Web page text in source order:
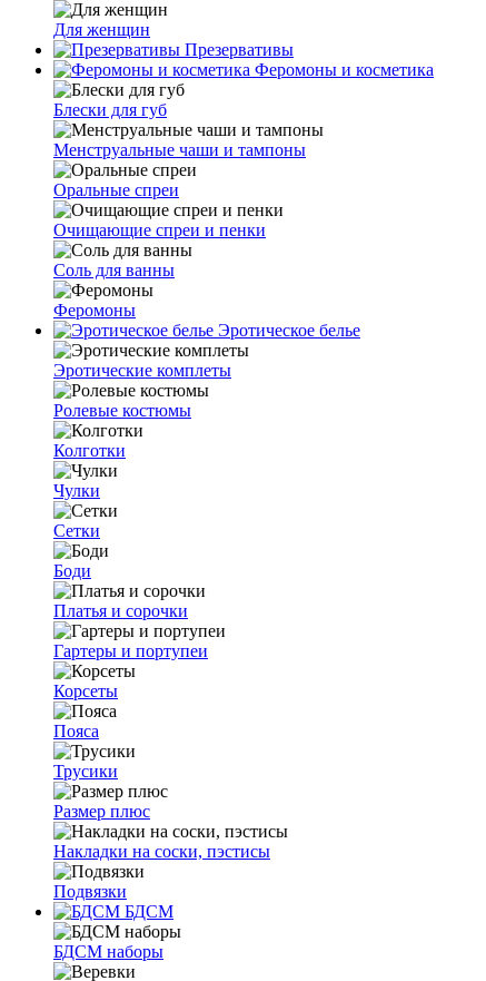
Для женщин
Презервативы
Феромоны и косметика
Блески для губ
Менструальные чаши и тампоны
Оральные спреи
Очищающие спреи и пенки
Соль для ванны
Феромоны
Эротическое белье
Эротические комплеты
Ролевые костюмы
Колготки
Чулки
Сетки
Боди
Платья и сорочки
Гартеры и портупеи
Корсеты
Пояса
Трусики
Размер плюс
Накладки на соски, пэстисы
Подвязки
БДСМ
БДСМ наборы